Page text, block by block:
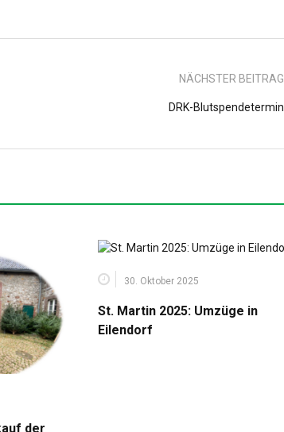
NÄCHSTER BEITRAG
DRK-Blutspendetermin
der
30. Oktober 2025
St. Martin 2025: Umzüge in
Eilendorf